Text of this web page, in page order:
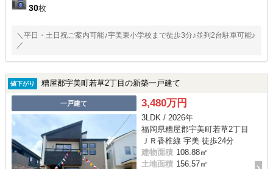
30枚
＼平日・土日祝ご案内可能♪宇美東小学校まで徒歩3分♪並列2台駐車可能♪
／
値下がり 糟屋郡宇美町若草2丁目の新築一戸建て
一戸建て 3,480万円
3LDK / 2026年
福岡県糟屋郡宇美町若草2丁目
ＪＲ香椎線 宇美 徒歩24分
建物面積 108.88㎡
土地面積 156.57㎡